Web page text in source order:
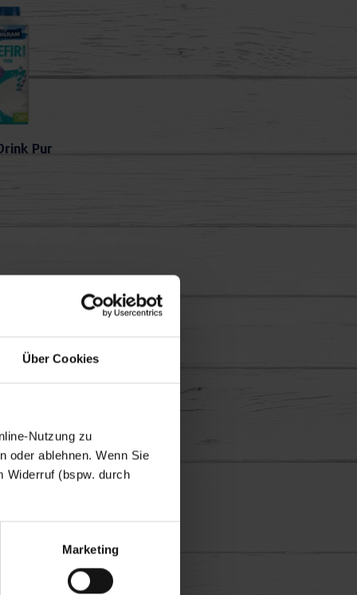
Über Cookies
Nutzung zu
oder ablehnen. Wenn Sie
Widerruf (bspw. durch
Marketing
Pur
lassen